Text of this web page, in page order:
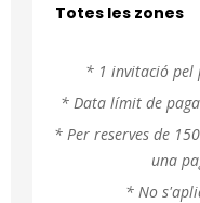
Totes les zones
* 1 invitació pel
* Data límit de
* Per reserves de
una
* No